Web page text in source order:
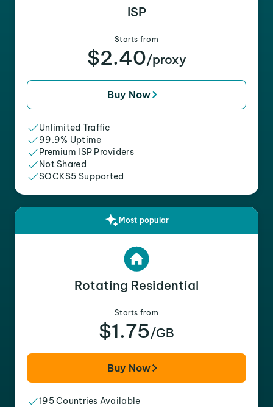
ISP
Starts from
$2.40/proxy
Buy Now
Unlimited Traffic
99.9% Uptime
Premium ISP Providers
Not Shared
SOCKS5 Supported
Most popular
Rotating Residential
Starts from
$1.75/GB
Buy Now
195 Countries Available